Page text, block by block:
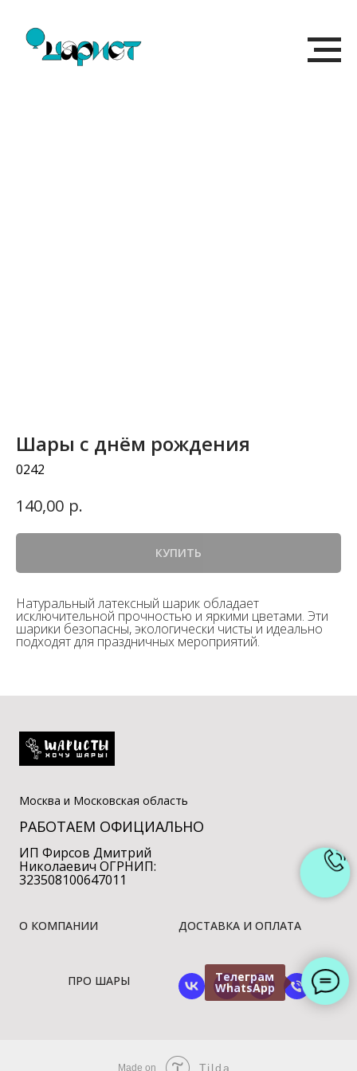
Телеграм
WhatsApp
Шары с днём рождения
0242
140,00 р.
КУПИТЬ
Натуральный латексный шарик обладает
исключительной прочностью и яркими цветами. Эти
шарики безопасны, экологически чисты и идеально
подходят для праздничных мероприятий.
Москва и Московская область
РАБОТАЕМ ОФИЦИАЛЬНО
ИП Фирсов Дмитрий
Николаевич ОГРНИП:
323508100647011
О КОМПАНИИ ДОСТАВКА И ОПЛАТА
ПРО ШАРЫ
Made on Tilda